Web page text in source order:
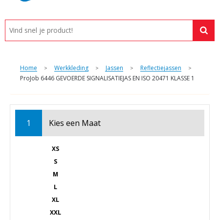
Custom made
Home > Werkkleding > Jassen > Reflectiejassen >
ProJob 6446 GEVOERDE SIGNALISATIEJAS EN ISO 20471 KLASSE 1
1 Kies een Maat
XS
S
M
L
XL
XXL